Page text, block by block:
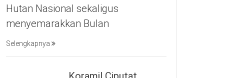
Hutan Nasional sekaligus
menyemarakkan Bulan
Selengkapnya